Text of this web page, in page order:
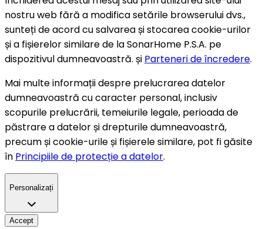
nostru web fără a modifica setările browserului dvs.,
sunteți de acord cu salvarea și stocarea cookie-urilor
și a fișierelor similare de la SonarHome P.S.A. pe
dispozitivul dumneavoastră. și Parteneri de încredere.
Mai multe informații despre prelucrarea datelor
dumneavoastră cu caracter personal, inclusiv
scopurile prelucrării, temeiurile legale, perioada de
păstrare a datelor și drepturile dumneavoastră,
precum și cookie-urile și fișierele similare, pot fi găsite
în Principiile de protecție a datelor.
Personalizați
Accept